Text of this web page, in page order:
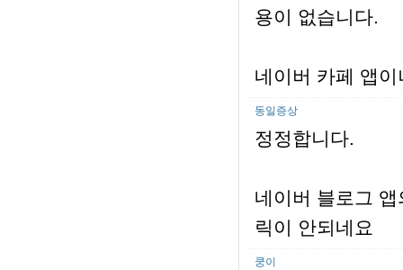
용이 없습니다.
네이버 카페 앱
동일증상
정정합니다.
네이버 블로그
릭이 안되네요
쿵이